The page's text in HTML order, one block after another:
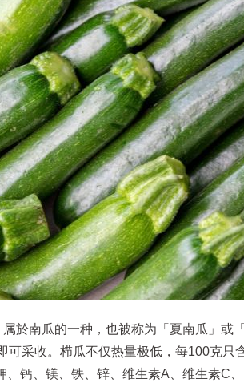
於南瓜的一种，也被称为「夏南瓜」或
可采收。栉瓜不仅热量极低，每100克
、钙、镁、铁、锌、维生素A、维生素C